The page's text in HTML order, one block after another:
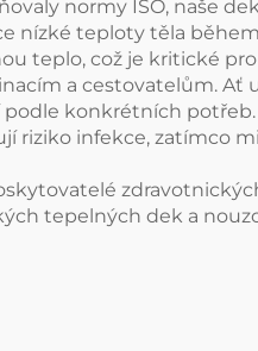
normy ISO, naše
teploty těla
teplo, což je kritické
a cestovatelům. Ať
konkrétních
riziko infekce, zatímco
tepelných dek a